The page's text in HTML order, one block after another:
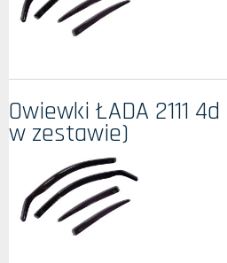
Owiewki ŁADA 2111
w zestawie)